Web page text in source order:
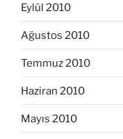
Eylül 2010
Ağustos 2010
Temmuz 2010
Haziran 2010
Mayıs 2010